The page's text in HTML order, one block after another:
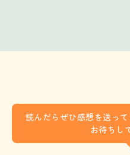
読んだらぜひ感想を送っ
お待ちし